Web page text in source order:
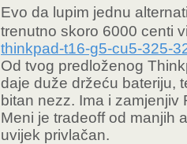
Evo da lupim jednu
trenutno skoro 6000 centi
thinkpad-t16-g5-cu5-325-
Od tvog predloženog
daje duže držeću bateriju,
bitan nezz. Ima i
Meni je tradeoff od manjih
uvijek privlačan.